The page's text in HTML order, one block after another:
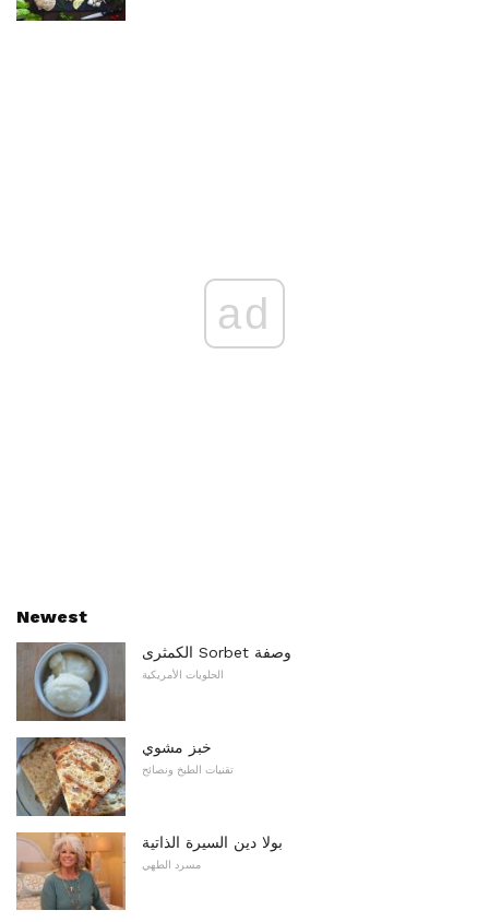
ad
Newest
الكمثرى Sorbet وصفة
الحلويات الأمريكية
خبز مشوي
تقنيات الطبخ ونصائح
بولا دين السيرة الذاتية
مسرد الطهي